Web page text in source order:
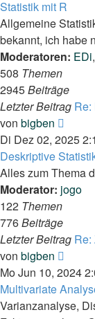
Statistik mit R
Allgemeine
bekannt, ich habe
Moderatoren: EDi,
508 Themen
2945Beiträge
Letzter Beitrag
von bigben
Di Dez 02, 2025
Deskriptive
Alles zum Thema
Moderator: jogo
122 Themen
776Beiträge
Letzter Beitrag
von bigben
Mo Jun 10, 2024
Multivariate
Varianzanalyse,